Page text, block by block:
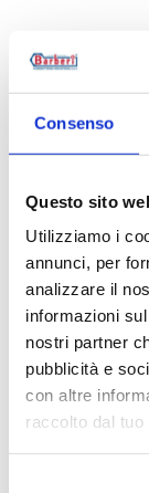
Consenso
Questo sito
Utilizziamo i
annunci, per
analizzare il
informazioni
nostri partner
pubblicità e
con altre
raccolto dal
Artikel-Nr.
P10A20000